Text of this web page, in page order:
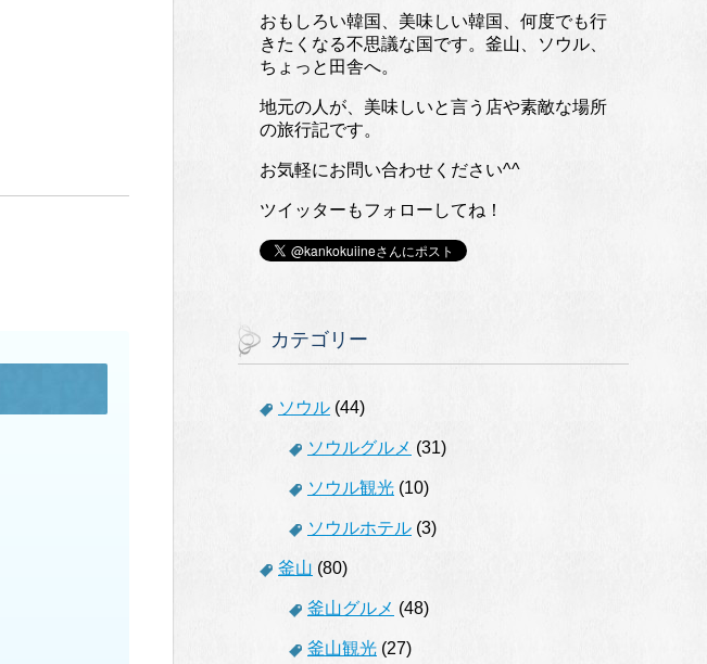
おもしろい韓国、美味しい韓国、何度でも行
きたくなる不思議な国です。釜山、ソウル、
ちょっと田舎へ。
地元の人が、美味しいと言う店や素敵な場所
の旅行記です。
お気軽にお問い合わせください^^
ツイッターもフォローしてね！
カテゴリー
ソウル (44)
ソウルグルメ (31)
ソウル観光 (10)
ソウルホテル (3)
釜山 (80)
釜山グルメ (48)
釜山観光 (27)